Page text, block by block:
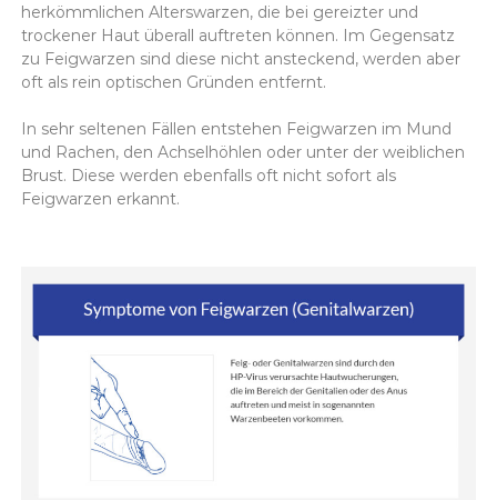
herkömmlichen Alterswarzen, die bei gereizter und
trockener Haut überall auftreten können. Im Gegensatz
zu Feigwarzen sind diese nicht ansteckend, werden aber
oft als rein optischen Gründen entfernt.
In sehr seltenen Fällen entstehen Feigwarzen im Mund
und Rachen, den Achselhöhlen oder unter der weiblichen
Brust. Diese werden ebenfalls oft nicht sofort als
Feigwarzen erkannt.